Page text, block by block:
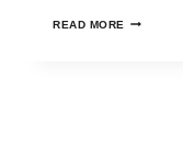
READ MORE